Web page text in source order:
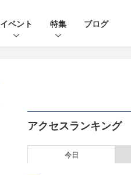
イベント 特集 ブログ
アクセスランキング
今日